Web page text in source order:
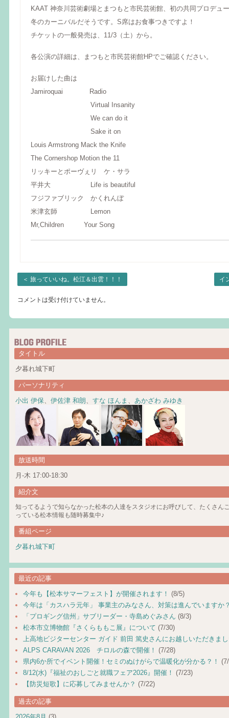
KAAT 神奈川芸術劇場とまつもと市民芸術館、初の共同プロデュ
冬のカーニバルだそうです。S席はお食事つきですよ！
チケットの一般発売は、11/3（土）から。
各公演の詳細は、まつもと市民芸術館HPでご確認ください。
お届けした曲は
Jamiroquai Radio
Virtual Insanity
We can do it
Sake it on
Louis Armstrong Mack the Knife
The Cornershop Motion the 11
リッキーとポーヴぇリ ケ・サラ
平井大 Life is beautiful
フジファブリック かくれんぼ
米津玄師 Lemon
Mr,Children Your Song
＜ 旅っていいね。松江＆出雲！！！ イ
コメントは受け付けていません。
タイトル
夕暮れ城下町
パーソナリティ
小出 伊保
伊佐津 和朗 すな ほんま あかざわ みゆき
放送時間
月-木 17:00-18:30
紹介文
知ってるようで知らなかった松本の人達をスタジオにお呼びして、たくさん
っている松本情報も随時募集中♪
番組ページ
夕暮れ城下町
最近の記事
今年も【松本サマーフェスト】が開催されます！ (8/5)
今年は「カスハラ元年」 事業主のみなさん、対策は進んでいますか
「プロギング信州」サブリーダー・寺島めぐみさん (8/3)
松本市立博物館『さくらももこ展』について (7/30)
上高地ビジターセンター ガイド 前田 篤史さんにお越しいただきま
ALPS CARAVAN 2026 チロルの森で開催！ (7/28)
県内6か所でイベント開催！セミのぬけがらで温暖化が分かる？！
8/12(水)『福祉のおしごと就職フェア2026』開催！ (7/23)
【防災短歌】に応募してみませんか？ (7/22)
過去の記事